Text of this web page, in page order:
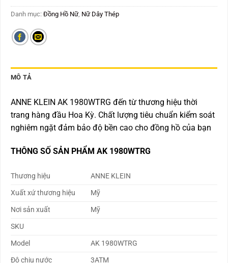
Danh mục: Đồng Hồ Nữ, Nữ Dây Thép
MÔ TẢ
ANNE KLEIN AK 1980WTRG đến từ thương hiệu thời
trang hàng đầu Hoa Kỳ. Chất lượng tiêu chuẩn kiểm soát
nghiêm ngặt đảm bảo độ bền cao cho đồng hồ của bạn
THÔNG SỐ SẢN PHẨM AK 1980WTRG
Thương hiệu
ANNE KLEIN
Xuất xứ thương hiệu
Mỹ
Nơi sản xuất
Mỹ
SKU
Model
AK 1980WTRG
Độ chịu nước
3ATM